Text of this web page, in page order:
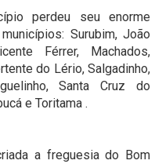
perdeu seu enorme
Surubim, João
Férrer, Machados,
do Lério, Salgadinho,
Santa Cruz do
e Toritama .
a freguesia do Bom